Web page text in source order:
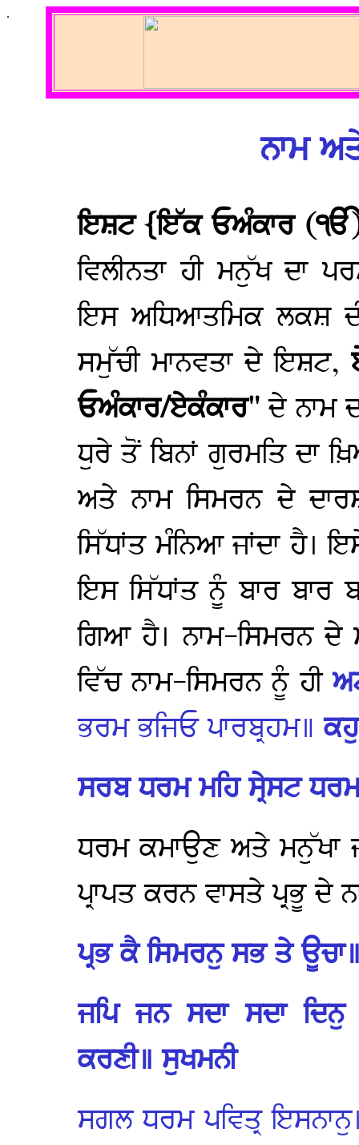
.
ਨਾਮ
ਇਸ਼ਟ {ਇੱਕ ਓਅੰਕਾਰ
ਵਿਲੀਨਤਾ ਹੀ ਮਨੁੱਖ ਦਾ
ਇਸ ਅਧਿਆਤਮਿਕ ਲਕਸ਼
ਸਮੁੱਚੀ ਮਾਨਵਤਾ ਦੇ ਇਸ਼ਟ,
ਓਅੰਕਾਰ/ਏਕੰਕਾਰ"ਦੇ ਨਾਮ
ਧੁਰੇ ਤੋਂ ਬਿਨਾਂ ਗੁਰਮਤਿ ਦਾ
ਅਤੇ ਨਾਮ ਸਿਮਰਨ ਦੇ
ਸਿੱਧਾਂਤ ਮੰਨਿਆ ਜਾਂਦਾ ਹੈ।
ਇਸ ਸਿੱਧਾਂਤ ਨੂੰ ਬਾਰ ਬਾਰ
ਗਿਆ ਹੈ। ਨਾਮ-ਸਿਮਰਨ
ਵਿੱਚ ਨਾਮ-ਸਿਮਰਨ ਨੂੰ ਹੀ
ਭਰਮ ਭਜਿਓ ਪਾਰਬ੍ਰਹਮ॥
ਸਰਬ ਧਰਮ ਮਹਿ ਸ੍ਰੇਸਟ
ਧਰਮ ਕਮਾਉਣ ਅਤੇ ਮਨੁੱਖਾ
ਪ੍ਰਾਪਤ ਕਰਨ ਵਾਸਤੇ ਪ੍ਰਭੂ
ਪ੍ਰਭ ਕੈ ਸਿਮਰਨੁ ਸਭ ਤੇ
ਜਪਿ ਜਨ ਸਦਾ ਸਦਾ
ਕਰਣੀ॥ ਸੁਖਮਨੀ
ਸਗਲ ਧਰਮ ਪਵਿਤ੍ਰ